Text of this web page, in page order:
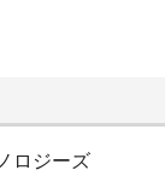
ロジーズ